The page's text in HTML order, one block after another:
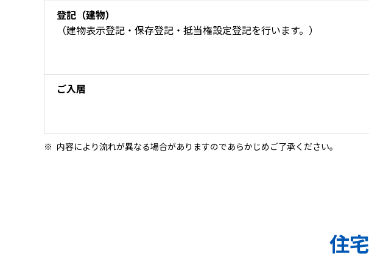
登記（建物）
（建物表示登記・保存登記・抵当権設定登記を行います。）
ご入居
内容により流れが異なる場合がありますのであらかじめご了承ください。
住